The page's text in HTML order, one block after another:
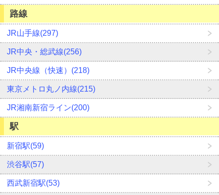
路線
JR山手線(297)
JR中央・総武線(256)
JR中央線（快速）(218)
東京メトロ丸ノ内線(215)
JR湘南新宿ライン(200)
駅
新宿駅(59)
渋谷駅(57)
西武新宿駅(53)